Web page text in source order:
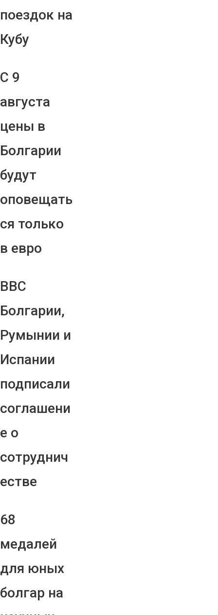
поездок на
Кубу
С 9
августа
цены в
Болгарии
будут
оповещать
ся только
в евро
ВВС
Болгарии,
Румынии и
Испании
подписали
соглашени
е о
сотруднич
естве
68
медалей
для юных
болгар на